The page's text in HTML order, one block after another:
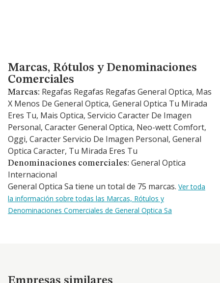
Marcas, Rótulos y Denominaciones Comerciales
Marcas, Rótulos y Denominaciones
Comerciales
Marcas: Regafas Regafas Regafas General Optica, Mas
X Menos De General Optica, General Optica Tu Mirada
Eres Tu, Mais Optica, Servicio Caracter De Imagen
Personal, Caracter General Optica, Neo-wett Comfort,
Oggi, Caracter Servicio De Imagen Personal, General
Optica Caracter, Tu Mirada Eres Tu
Denominaciones comerciales: General Optica
Internacional
General Optica Sa tiene un total de 75 marcas. Ver toda
la información sobre todas las Marcas, Rótulos y
Denominaciones Comerciales de General Optica Sa
Empresas similares